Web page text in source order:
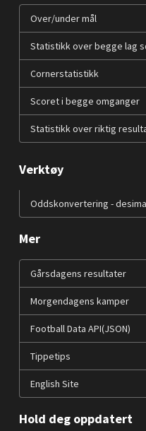
Over/under mål
Statistikk over begge lag
Cornerstatistikk
Scoret i begge omganger
Statistikk over riktig
Verktøy
Oddskonvertering -
Mer
Gårsdagens resultater
Morgendagens kamper
Football Data API(JSON)
Tippetips
English Site
Hold deg oppdatert